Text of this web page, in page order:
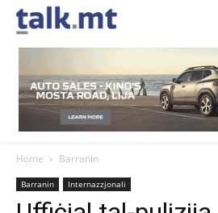
Home Barranin
Barranin Internazzjonali